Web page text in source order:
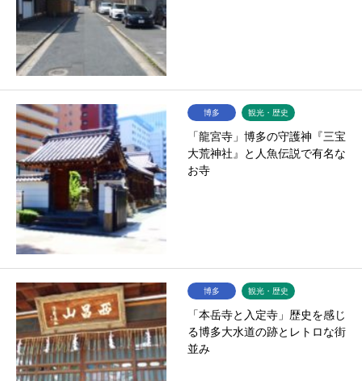
博多 観光・歴史
「龍宮寺」博多の守護神『三宝
大荒神社』と人魚伝説で有名な
お寺
博多 観光・歴史
「本岳寺と入定寺」歴史を感じ
る博多大水道の跡とレトロな街
並み